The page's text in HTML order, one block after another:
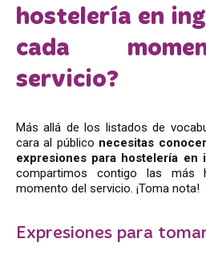
hostelería en
cada
servicio?
Más allá de los listados de
cara al público necesitas
expresiones para hostelería en
compartimos contigo las más
momento del servicio. ¡Toma nota!
Expresiones para